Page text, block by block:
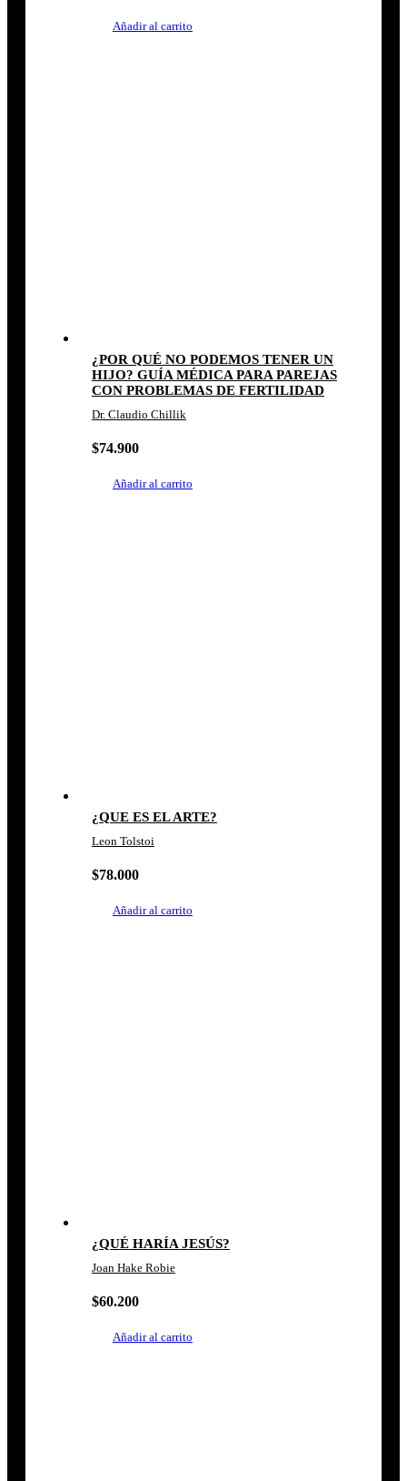
Añadir al carrito
¿POR QUÉ NO PODEMOS TENER UN
HIJO? GUÍA MÉDICA PARA PAREJAS
CON PROBLEMAS DE FERTILIDAD
Dr. Claudio Chillik
$74.900
Añadir al carrito
¿QUE ES EL ARTE?
Leon Tolstoi
$78.000
Añadir al carrito
¿QUÉ HARÍA JESÚS?
Joan Hake Robie
$60.200
Añadir al carrito